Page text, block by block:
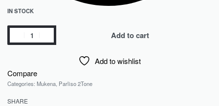
IN STOCK
Add to cart
Add to wishlist
Compare
Categories: Mukena, Parliso 2Tone
SHARE